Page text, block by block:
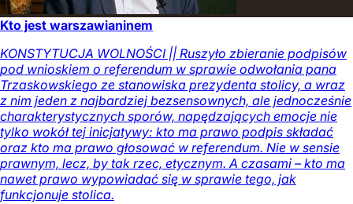
Kto jest warszawianinem
KONSTYTUCJA WOLNOŚCI || Ruszyło zbieranie podpisów
pod wnioskiem o referendum w sprawie odwołania pana
Trzaskowskiego ze stanowiska prezydenta stolicy, a wraz
z nim jeden z najbardziej bezsensownych, ale jednocześnie
charakterystycznych sporów, napędzających emocje nie
tylko wokół tej inicjatywy: kto ma prawo podpis składać
oraz kto ma prawo głosować w referendum. Nie w sensie
prawnym, lecz, by tak rzec, etycznym. A czasami – kto ma
nawet prawo wypowiadać się w sprawie tego, jak
funkcjonuje stolica.